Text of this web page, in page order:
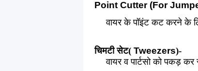
Point Cutter (For
वायर के पॉइंट कट करने के
चिमटी सेट( Tweezers)-
वायर व पार्टसो को पकड़